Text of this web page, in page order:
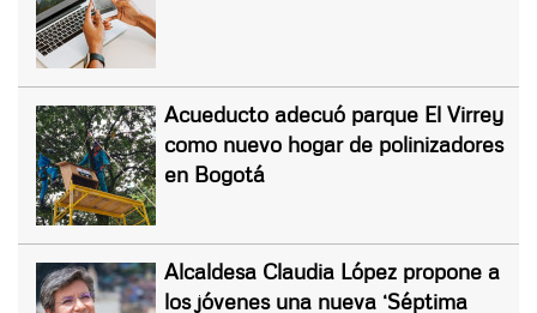
Acueducto adecuó parque El Virrey
como nuevo hogar de polinizadores
en Bogotá
Alcaldesa Claudia López propone a
los jóvenes una nueva ‘Séptima